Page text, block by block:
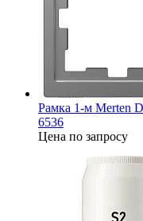
Рамка 1-м Merten
6536
Цена по запросу